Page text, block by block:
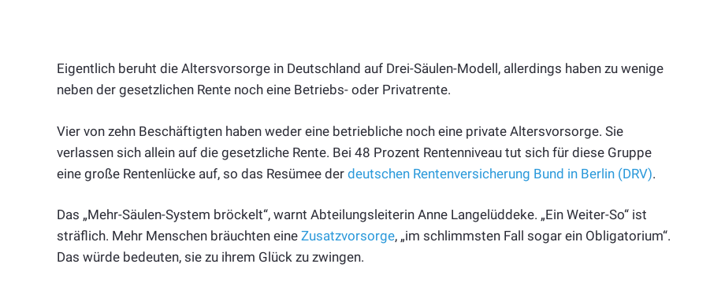
Eigentlich beruht die Altersvorsorge in Deutschland auf Drei-Säulen-Modell, allerdings haben zu wenige
neben der gesetzlichen Rente noch eine Betriebs- oder Privatrente.
Vier von zehn Beschäftigten haben weder eine betriebliche noch eine private Altersvorsorge. Sie
verlassen sich allein auf die gesetzliche Rente. Bei 48 Prozent Rentenniveau tut sich für diese Gruppe
eine große Rentenlücke auf, so das Resümee der deutschen Rentenversicherung Bund in Berlin (DRV).
Das „Mehr-Säulen-System bröckelt“, warnt Abteilungsleiterin Anne Langelüddeke. „Ein Weiter-So“ ist
sträflich. Mehr Menschen bräuchten eine Zusatzvorsorge, „im schlimmsten Fall sogar ein Obligatorium“.
Das würde bedeuten, sie zu ihrem Glück zu zwingen.